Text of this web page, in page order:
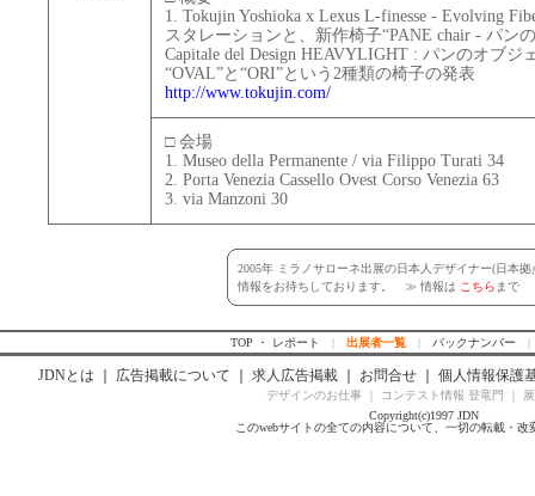
1. Tokujin Yoshioka x Lexus L-finesse - Evolving
スタレーションと、新作椅子“PANE chair - パン
Capitale del Design HEAVYLIGHT : パンのオブジ
“OVAL”と“ORI”という2種類の椅子の発表
http://www.tokujin.com/
□ 会場
1. Museo della Permanente / via Filippo Turati 34
2. Porta Venezia Cassello Ovest Corso Venezia 63
3. via Manzoni 30
2005年 ミラノサローネ出展の日本人デザイナー(日本
情報をお待ちしております。 ≫ 情報は こちら まで
TOP ・ レポート | 出展者一覧 | バックナンバー
JDNとは 広告掲載について 求人広告掲載｜ お問合せ｜ 個人情報保護
デザインのお仕事｜ コンテスト情報 登竜門
Copyright(c)1997 JDN
このwebサイトの全ての内容について、一切の転載・改